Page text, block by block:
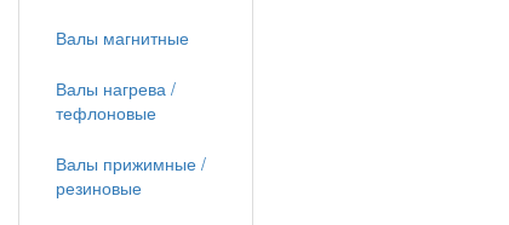
Валы магнитные
Валы нагрева /
тефлоновые
Валы прижимные /
резиновые